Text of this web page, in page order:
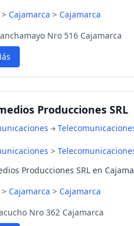
> Cajamarca > Cajamarca
Nro 516 Cajamarca
Producciones SRL
>
Producciones SRL en
> Cajamarca > Cajamarca
Nro 362 Cajamarca